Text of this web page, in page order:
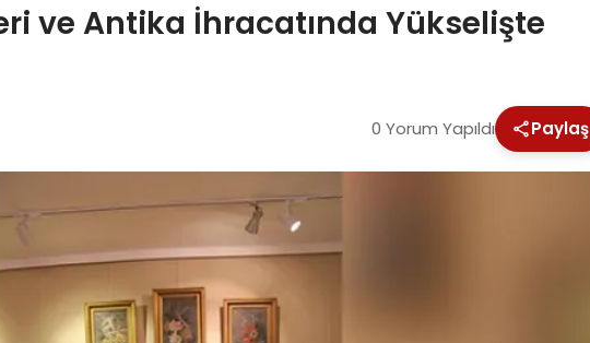
ve Antika İhracatında Yükselişte
0 Yorum Yapıldı Paylaş